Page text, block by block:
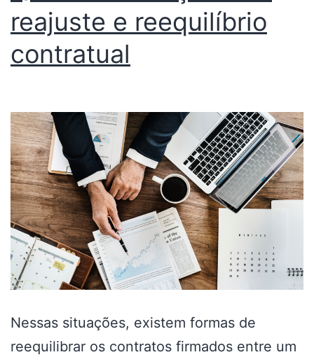
reajuste e reequilíbrio
contratual
Nessas situações, existem formas de
reequilibrar os contratos firmados entre um